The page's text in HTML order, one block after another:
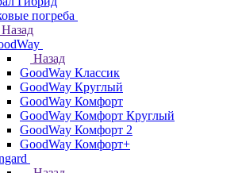
погреба
Назад
Назад
GoodWay Классик
GoodWay Круглый
GoodWay Комфорт
GoodWay Комфорт Круглый
GoodWay Комфорт 2
GoodWay Комфорт+